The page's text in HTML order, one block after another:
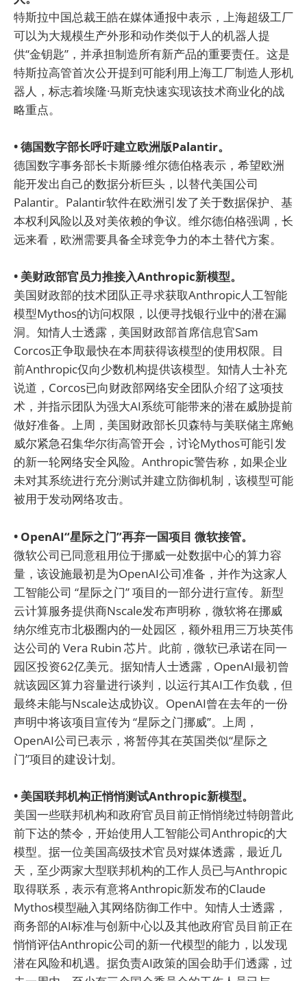
特斯拉中国总裁王皓在媒体通报中表示，上海超级工厂
可以为大规模生产外形和动作类似于人的机器人提
供“金钥匙”，并承担制造所有新产品的重要责任。这是
特斯拉高管首次公开提到可能利用上海工厂制造人形机
器人，标志着埃隆·马斯克快速实现该技术商业化的战
略重点。
• 德国数字部长呼吁建立欧洲版Palantir。
德国数字事务部长卡斯滕·维尔德伯格表示，希望欧洲
能开发出自己的数据分析巨头，以替代美国公司
Palantir。Palantir软件在欧洲引发了关于数据保护、基
本权利风险以及对美依赖的争议。维尔德伯格强调，长
远来看，欧洲需要具备全球竞争力的本土替代方案。
• 美财政部官员力推接入Anthropic新模型。
美国财政部的技术团队正寻求获取Anthropic人工智能
模型Mythos的访问权限，以便寻找银行业中的潜在漏
洞。知情人士透露，美国财政部首席信息官Sam
Corcos正争取最快在本周获得该模型的使用权限。目
前Anthropic仅向少数机构提供该模型。知情人士补充
说道，Corcos已向财政部网络安全团队介绍了这项技
术，并指示团队为强大AI系统可能带来的潜在威胁提前
做好准备。上周，美国财政部长贝森特与美联储主席鲍
威尔紧急召集华尔街高管开会，讨论Mythos可能引发
的新一轮网络安全风险。Anthropic警告称，如果企业
未对其系统进行充分测试并建立防御机制，该模型可能
被用于发动网络攻击。
• OpenAI“星际之门”再弃一国项目 微软接管。
微软公司已同意租用位于挪威一处数据中心的算力容
量，该设施最初是为OpenAI公司准备，并作为这家人
工智能公司 “星际之门” 项目的一部分进行宣传。新型
云计算服务提供商Nscale发布声明称，微软将在挪威
纳尔维克市北极圈内的一处园区，额外租用三万块英伟
达公司的 Vera Rubin 芯片。此前，微软已承诺在同一
园区投资62亿美元。据知情人士透露，OpenAI最初曾
就该园区算力容量进行谈判，以运行其AI工作负载，但
最终未能与Nscale达成协议。OpenAI曾在去年的一份
声明中将该项目宣传为 “星际之门挪威”。上周，
OpenAI公司已表示，将暂停其在英国类似“星际之
门”项目的建设计划。
• 美国联邦机构正悄悄测试Anthropic新模型。
美国一些联邦机构和政府官员目前正悄悄绕过特朗普此
前下达的禁令，开始使用人工智能公司Anthropic的大
模型。据一位美国高级技术官员对媒体透露，最近几
天，至少两家大型联邦机构的工作人员已与Anthropic
取得联系，表示有意将Anthropic新发布的Claude
Mythos模型融入其网络防御工作中。知情人士透露，
商务部的AI标准与创新中心以及其他政府官员目前正在
悄悄评估Anthropic公司的新一代模型的能力，以发现
潜在风险和机遇。据负责AI政策的国会助手们透露，过